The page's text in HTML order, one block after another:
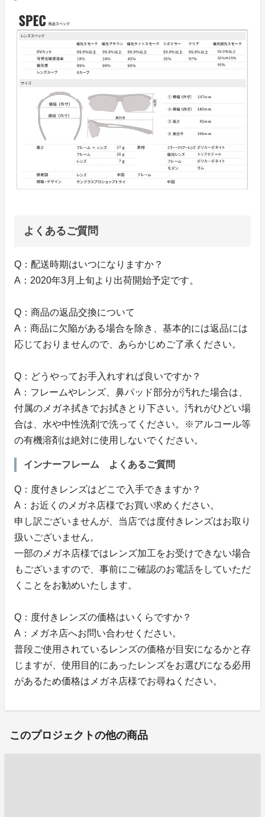
よくあるご質問
Q：配送時期はいつになりますか？
A：2020年3月上旬より出荷開始予定です。
Q：商品の返品交換について
A：商品に欠陥がある場合を除き、基本的には返品には
応じておりませんので、あらかじめご了承ください。
Q：どうやってお手入れすれば良いですか？
A：フレームやレンズ、鼻パッド部分が汚れた場合は、
付属のメガネ拭きでお拭きとり下さい。汚れがひどい場
合は、水や中性洗剤で洗ってください。※アルコール等
の有機溶剤は絶対に使用しないでください。
インナーフレーム よくあるご質問
Q：度付きレンズはどこで入手できますか？
A：お近くのメガネ店様でお買い求めください。
申し訳ございませんが、当店では度付きレンズはお取り
扱いございません。
一部のメガネ店様ではレンズ加工をお受けできない場合
もございますので、事前にご確認のお電話をしていただ
くことをお勧めいたします。
Q：度付きレンズの価格はいくらですか？
A：メガネ店へお問い合わせください。
普段ご使用されているレンズの価格が目安になるかと存
じますが、使用目的にあったレンズをお選びになる必用
があるため価格はメガネ店様でお尋ねください。
このプロジェクトの他の商品